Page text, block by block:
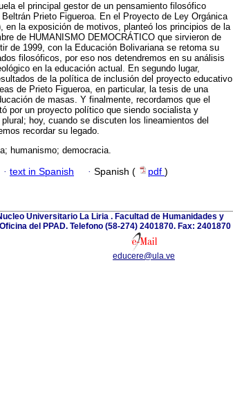
el principal gestor de un pensamiento filosófico
Prieto Figueroa. En el Proyecto de Ley Orgánica
en la exposición de motivos, planteó los principios de la
de HUMANISMO DEMOCRÁTICO que sirvieron de
de 1999, con la Educación Bolivariana se retoma su
filosóficos, por eso nos detendremos en su análisis
en la educación actual. En segundo lugar,
de la política de inclusión del proyecto educativo
de Prieto Figueroa, en particular, la tesis de una
de masas. Y finalmente, recordamos que el
por un proyecto político que siendo socialista y
hoy, cuando se discuten los lineamientos del
recordar su legado.
humanismo; democracia.
· text in Spanish · Spanish ( pdf )
Universitario La Liria . Facultad de Humanidades y
del PPAD. Telefono (58-274) 2401870. Fax: 2401870
educere@ula.ve